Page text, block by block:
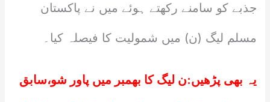
جذبے کو سامنے رکھتے ہوئے میں نے پاکستان
مسلم لیگ (ن) میں شمولیت کا فیصلہ کیا۔
یہ بھی پڑھیں:ن لیگ کا بھمبر میں پاور شو،سابق